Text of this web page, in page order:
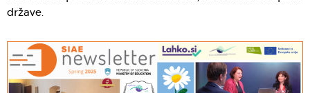
države.